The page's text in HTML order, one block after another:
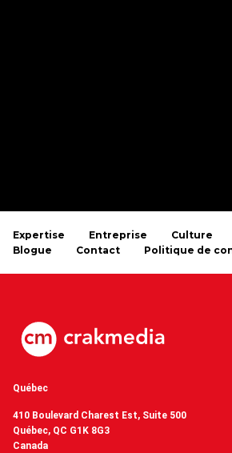
Expertise Entreprise Culture
Blogue
Contact Politique de
Québec
410 Boulevard Charest Est, Suite 500
Québec, QC G1K 8G3
Canada